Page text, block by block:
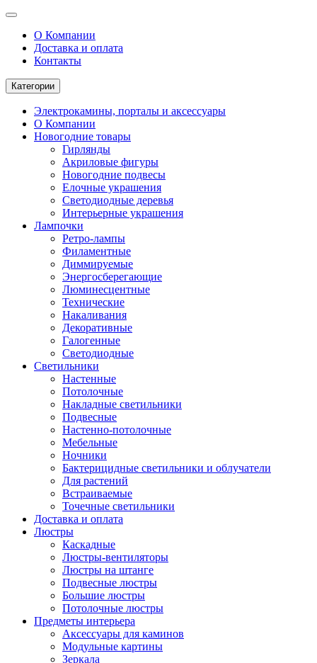
О Компании
Доставка и оплата
Контакты
Категории
Электрокамины, порталы и аксессуары
О Компании
Новогодние товары
Гирлянды
Акриловые фигуры
Новогодние подвесы
Елочные украшения
Светодиодные деревья
Интерьерные украшения
Лампочки
Ретро-лампы
Филаментные
Диммируемые
Энергосберегающие
Люминесцентные
Технические
Накаливания
Декоративные
Галогенные
Светодиодные
Светильники
Настенные
Потолочные
Накладные светильники
Подвесные
Настенно-потолочные
Мебельные
Ночники
Бактерицидные светильники и облучатели
Для растений
Встраиваемые
Точечные светильники
Доставка и оплата
Люстры
Каскадные
Люстры-вентиляторы
Люстры на штанге
Подвесные люстры
Большие люстры
Потолочные люстры
Предметы интерьера
Аксессуары для каминов
Модульные картины
Зеркала